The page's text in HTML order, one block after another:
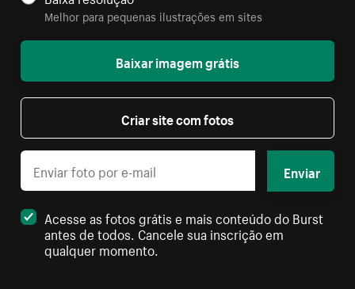
Melhor para pequenas ilustrações em sites
Baixar imagem grátis
Criar site com fotos
Enviar
Acesse as fotos grátis e mais conteúdo do Burst
antes de todos. Cancele sua inscrição em
qualquer momento.